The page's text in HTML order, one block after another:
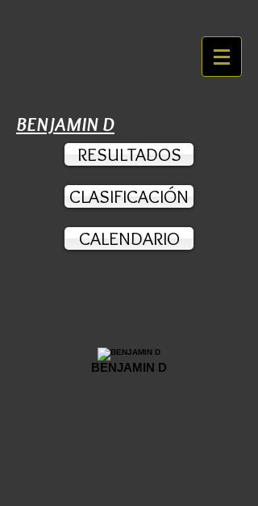
BENJAMIN D
RESULTADOS
CLASIFICACIÓN
CALENDARIO
BENJAMIN D